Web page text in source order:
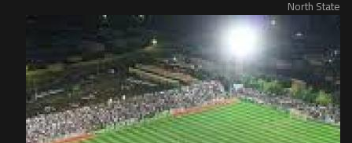
North State